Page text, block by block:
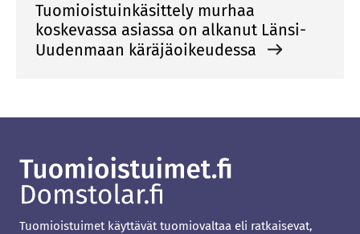
Tuomioistuinkäsittely murhaa
koskevassa asiassa on alkanut Länsi-
Uudenmaan käräjäoikeudessa
Tuomioistuimet käyttävät tuomiovaltaa eli ratkaisevat,